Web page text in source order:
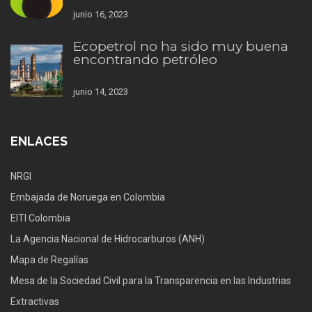
junio 16, 2023
Ecopetrol no ha sido muy buena
encontrando petróleo
junio 14, 2023
ENLACES
NRGI
Embajada de Noruega en Colombia
EITI Colombia
La Agencia Nacional de Hidrocarburos (ANH)
Mapa de Regalías
Mesa de la Sociedad Civil para la Transparencia en las Industrias
Extractivas